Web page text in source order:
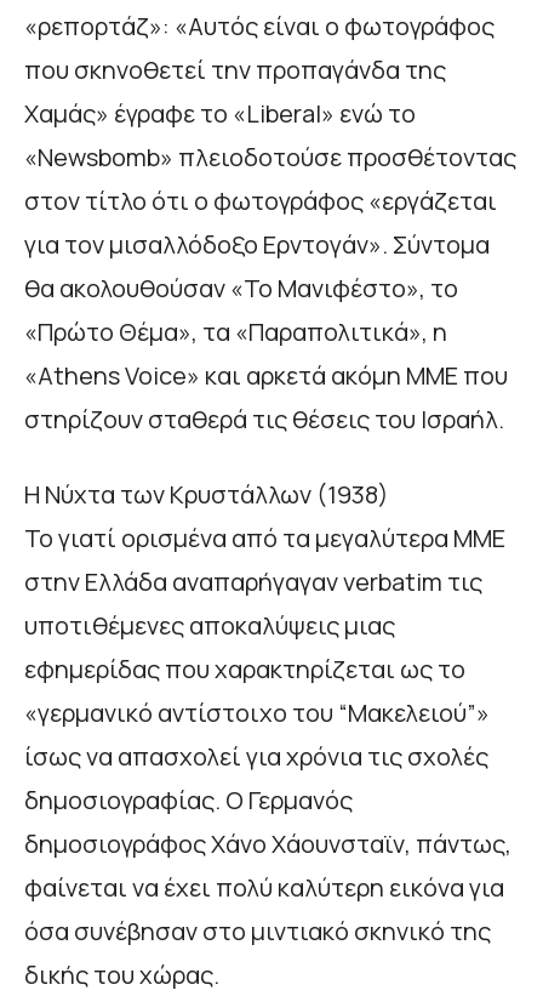
«ρεπορτάζ»: «Αυτός είναι ο φωτογράφος
που σκηνοθετεί την προπαγάνδα της
Χαμάς» έγραφε το «Liberal» ενώ το
«Newsbomb» πλειοδοτούσε προσθέτοντας
στον τίτλο ότι ο φωτογράφος «εργάζεται
για τον μισαλλόδοξο Ερντογάν». Σύντομα
θα ακολουθούσαν «Το Μανιφέστο», το
«Πρώτο Θέμα», τα «Παραπολιτικά», η
«Athens Voice» και αρκετά ακόμη ΜΜΕ που
στηρίζουν σταθερά τις θέσεις του Ισραήλ.
Η Νύχτα των Κρυστάλλων (1938)
Το γιατί ορισμένα από τα μεγαλύτερα ΜΜΕ
στην Ελλάδα αναπαρήγαγαν verbatim τις
υποτιθέμενες αποκαλύψεις μιας
εφημερίδας που χαρακτηρίζεται ως το
«γερμανικό αντίστοιχο του “Μακελειού”»
ίσως να απασχολεί για χρόνια τις σχολές
δημοσιογραφίας. Ο Γερμανός
δημοσιογράφος Χάνο Χάουνσταϊν, πάντως,
φαίνεται να έχει πολύ καλύτερη εικόνα για
όσα συνέβησαν στο μιντιακό σκηνικό της
δικής του χώρας.